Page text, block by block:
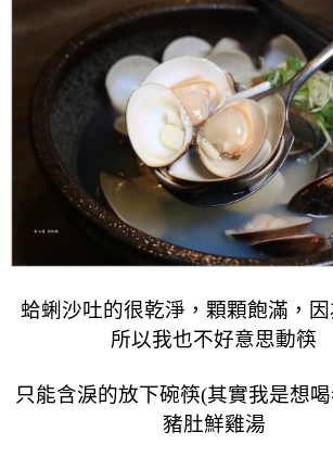
蛤蜊沙吐的很乾淨，顆顆飽滿，
所以我也不好意思動筷
只能含淚的放下碗筷(其實我是想喝
豬肚鮮雞湯